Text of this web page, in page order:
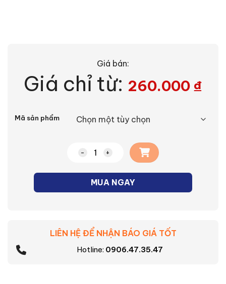
Giá bán:
Giá chỉ từ: 260.000 ₫
Mã sản phẩm
Bộ 4 công tắc C 2 chiều Moderva
MUA NGAY
LIÊN HỆ ĐỂ NHẬN BÁO GIÁ TỐT
Hotline: 0906.47.35.47